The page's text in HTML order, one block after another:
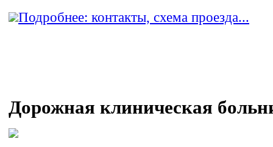
Подробнее: контакты, схема проезда...
Дорожная клиническая